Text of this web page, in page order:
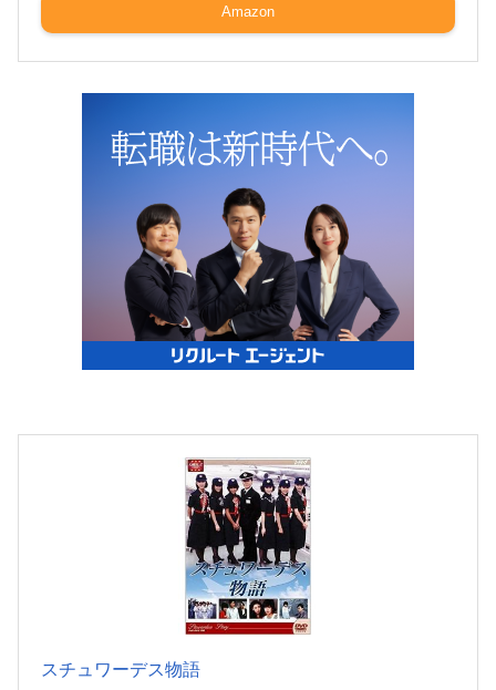
Amazon
スチュワーデス物語